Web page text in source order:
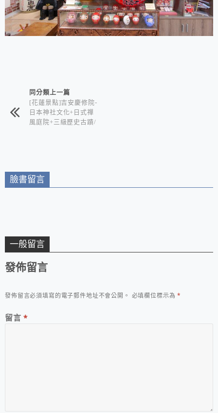
相連文章同分類上一篇
[花蓮景點]吉安慶修院-
日本神社文化+日式禪
風庭院+三級歷史古蹟/
臉書留言
一般留言
發佈留言
發佈留言必須填寫的電子郵件地址不會公開。 必填欄位標示為*
留言 *